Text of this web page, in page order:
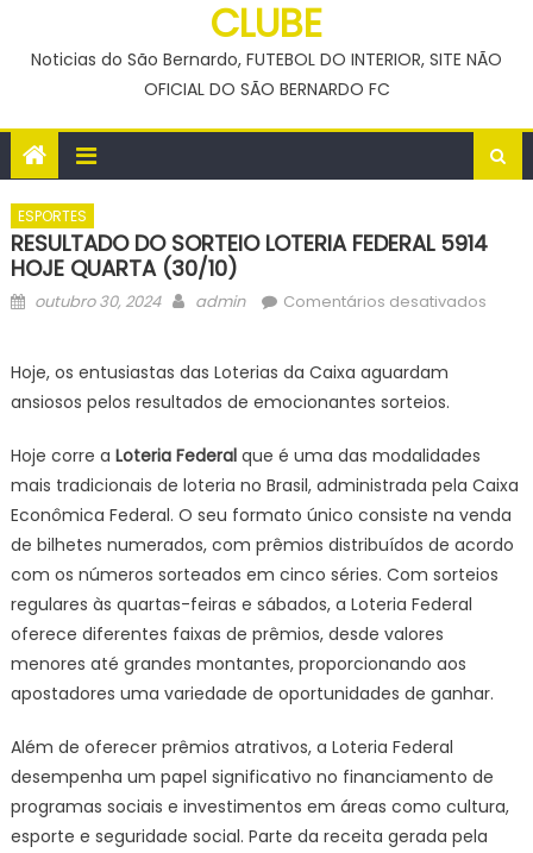
CLUBE
Noticias do São Bernardo, FUTEBOL DO INTERIOR, SITE NÃO
OFICIAL DO SÃO BERNARDO FC
ESPORTES
RESULTADO DO SORTEIO LOTERIA FEDERAL 5914
HOJE QUARTA (30/10)
Posted
outubro 30, 2024 Author
admin Comentários desativadosem
HOJE
(30/
Hoje, os entusiastas das Loterias da Caixa aguardam
ansiosos pelos resultados de emocionantes sorteios.
Hoje corre a Loteria Federalque é uma das modalidades
mais tradicionais de loteria no Brasil, administrada pela Caixa
Econômica Federal. O seu formato único consiste na venda
de bilhetes numerados, com prêmios distribuídos de acordo
com os números sorteados em cinco séries. Com sorteios
regulares às quartas-feiras e sábados, a Loteria Federal
oferece diferentes faixas de prêmios, desde valores
menores até grandes montantes, proporcionando aos
apostadores uma variedade de oportunidades de ganhar.
Além de oferecer prêmios atrativos, a Loteria Federal
desempenha um papel significativo no financiamento de
programas sociais e investimentos em áreas como cultura,
esporte e seguridade social. Parte da receita gerada pela